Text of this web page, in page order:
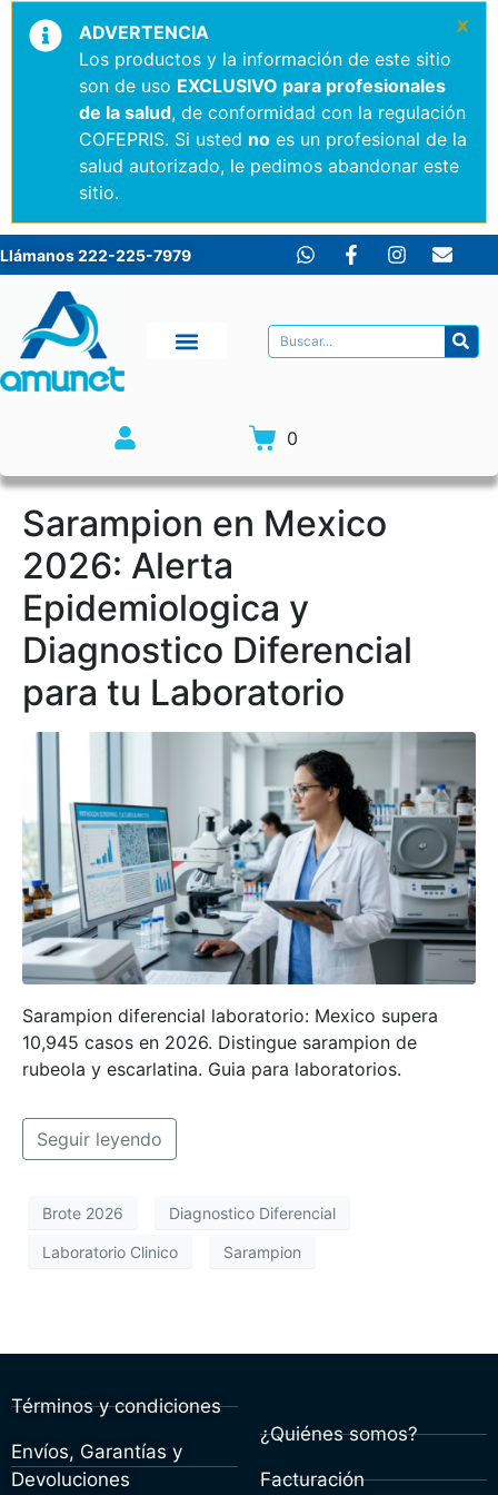
ADVERTENCIA
Los productos y la información de este sitio
son de uso EXCLUSIVO para profesionales
de la salud, de conformidad con la regulación
COFEPRIS. Si usted no es un profesional de la
salud autorizado, le pedimos abandonar este
sitio.
×
Llámanos 222-225-7979
0
Sarampion en Mexico
2026: Alerta
Epidemiologica y
Diagnostico Diferencial
para tu Laboratorio
Sarampion diferencial laboratorio: Mexico supera
10,945 casos en 2026. Distingue sarampion de
rubeola y escarlatina. Guia para laboratorios.
Seguir leyendo
Brote 2026 Diagnostico Diferencial
Laboratorio Clinico Sarampion
Términos y condiciones
Envíos, Garantías y
Devoluciones
¿Quiénes somos?
Facturación